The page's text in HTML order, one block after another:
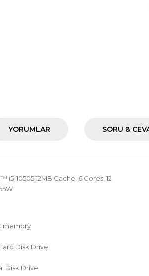
YORUMLAR SORU &
10505 12MB Cache, 6 Cores, 12
memory
Disk Drive
Disk Drive